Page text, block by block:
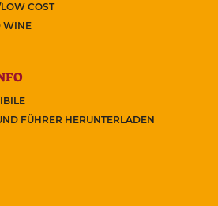
COST
WINE
FÜHRER HERUNTERLADEN